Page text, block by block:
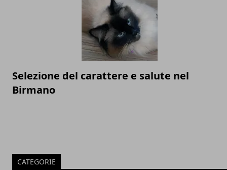
Selezione del carattere e salute nel
Birmano
CATEGORIE